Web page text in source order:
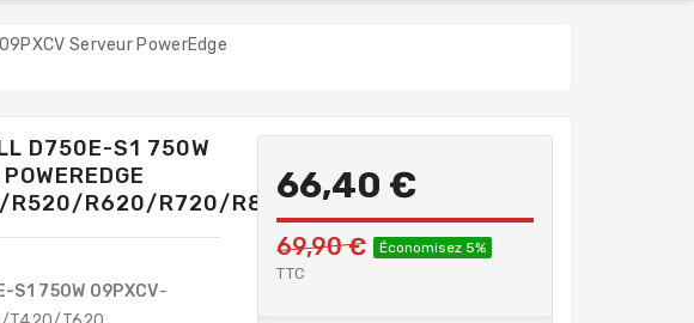
Serveur PowerEdge
D750E-S1 750W
R620/R720/R820
750W 09PXCV-
66,40 €
69,90 € Économisez 5%
TTC